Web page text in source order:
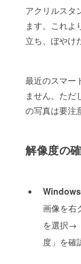
アクリルスタ
ます。これよ
立ち、ぼやけ
最近のスマー
ません。ただ
の写真は要注
解像度の
Windows
画像を
を選択→
度」を確